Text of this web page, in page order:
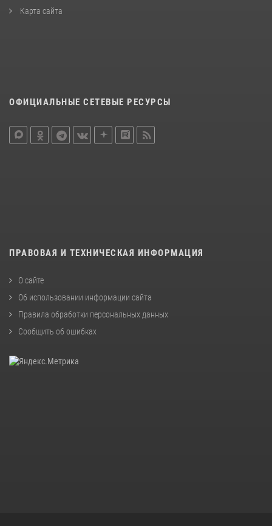
Карта сайта
ОФИЦИАЛЬНЫЕ СЕТЕВЫЕ РЕСУРСЫ
ПРАВОВАЯ И ТЕХНИЧЕСКАЯ ИНФОРМАЦИЯ
О сайте
Об использовании информации сайта
Правила обработки персональных данных
Сообщить об ошибках